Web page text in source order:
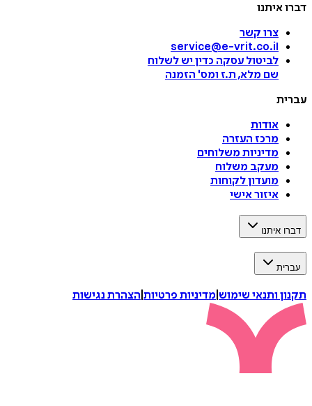
דברו איתנו
צרו קשר
service@e-vrit.co.il
לביטול עסקה כדין יש לשלוח
שם מלא, ת.ז ומס' הזמנה
עברית
אודות
מרכז העזרה
מדיניות משלוחים
מעקב משלוח
מועדון לקוחות
איזור אישי
דברו איתנו
עברית
תקנון ותנאי שימוש מדיניות פרטיות הצהרת נגישות